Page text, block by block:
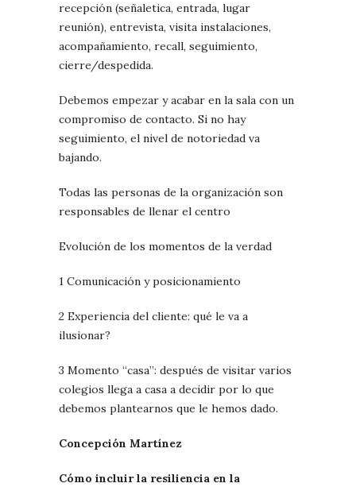
recepción (señaletica, entrada, lugar
reunión), entrevista, visita instalaciones,
acompañamiento, recall, seguimiento,
cierre/despedida.
Debemos empezar y acabar en la sala con un
compromiso de contacto. Si no hay
seguimiento, el nivel de notoriedad va
bajando.
Todas las personas de la organización son
responsables de llenar el centro
Evolución de los momentos de la verdad
1 Comunicación y posicionamiento
2 Experiencia del cliente: qué le va a
ilusionar?
3 Momento “casa”: después de visitar varios
colegios llega a casa a decidir por lo que
debemos plantearnos que le hemos dado.
Concepción Martínez
Cómo incluir la resiliencia en la